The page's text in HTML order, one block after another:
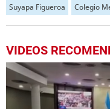
Suyapa Figueroa Colegio
VIDEOS